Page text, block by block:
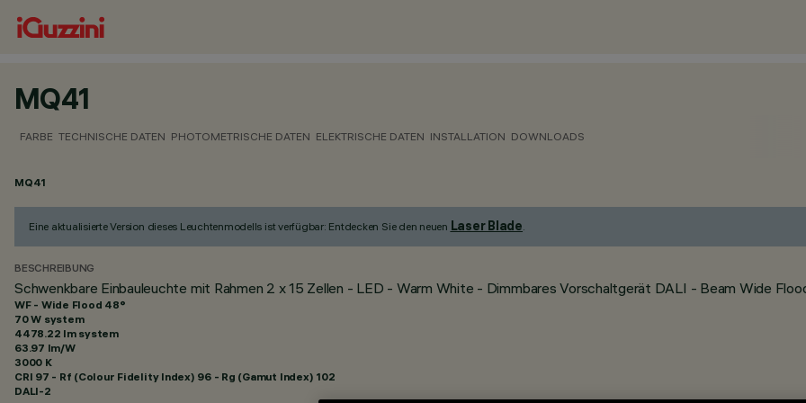
MQ41
FARBE TECHNISCHE DATEN PHOTOMETRISCHE DATEN ELEKTRISCHE DATEN INSTALLATION DOWNLOADS
MQ41
Eine aktualisierte Version dieses Leuchtenmodells ist verfügbar: Entdecken Sie den neuen Laser Blade.
BESCHREIBUNG
Schwenkbare Einbauleuchte mit Rahmen 2 x 15 Zellen - LED - Warm White - Dimmbares Vorschaltgerät DALI - Beam Wide
WF - Wide Flood 48°
70 W system
4478.22 lm system
63.97 lm/W
3000 K
CRI 97 - Rf (Colour Fidelity Index) 96 - Rg (Gamut Index) 102
DALI-2